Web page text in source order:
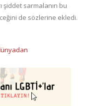
şiddet sarmalanın bu
de sözlerine ekledi.